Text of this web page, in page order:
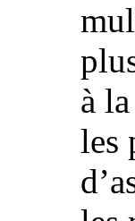
à
les